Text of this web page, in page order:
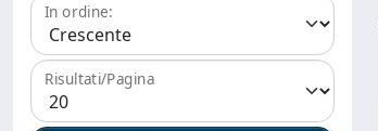
In ordine:
Risultati/Pagina